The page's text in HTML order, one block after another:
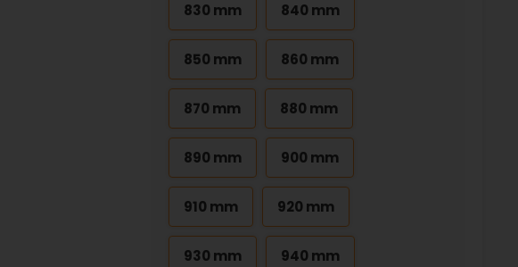
830 mm 840 mm
850 mm 860 mm
870 mm 880 mm
890 mm 900 mm
910 mm 920 mm
930 mm 940 mm